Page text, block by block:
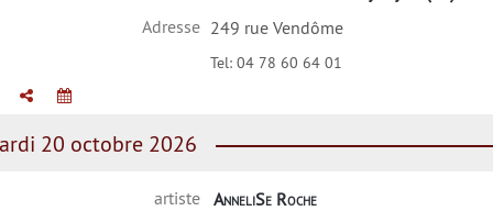
Adresse 249 rue Vendôme
Tel:04 78 60 64 01
20 octobre 2026
artiste AnneliSe Roche